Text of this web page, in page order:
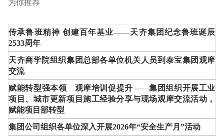
为你推荐
传承鲁班精神 创建百年基业——天齐集团纪念鲁班诞辰
2533周年
天齐商学院组织集团总部各单位机关人员到泰宝集团观摩
交流
赋能转型强本领 观摩培训促提升——集团组织开展工业
项目、城市更新项目施工经验分享与现场观摩交流活动，
赋能项目部转型
集团公司组织各单位深入开展2026年“安全生产月”活动